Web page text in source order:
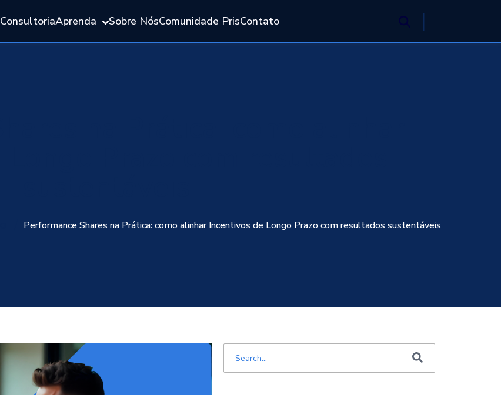
ConsultoriaAprenda Sobre NósComunidade PrisContato
Performance Shares na Prática: como alinhar Incentivos de Longo Prazo com resultados sustentáveis
Este é um campo de pesquisa com recurso de sugestão automática